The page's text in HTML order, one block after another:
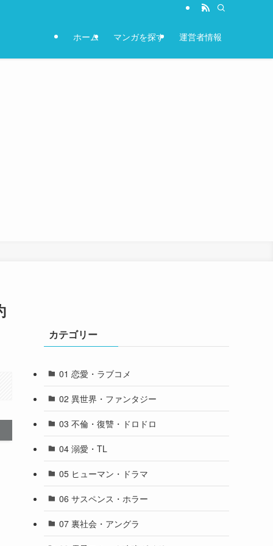
ホーム マンガを探す 運営者情報
カテゴリー
01 恋愛・ラブコメ
02 異世界・ファンタジー
03 不倫・復讐・ドロドロ
04 溺愛・TL
05 ヒューマン・ドラマ
06 サスペンス・ホラー
07 裏社会・アングラ